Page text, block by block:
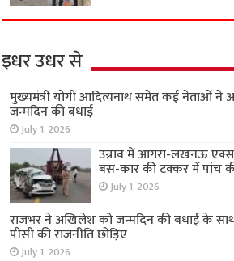
इधर उधर से
मुख्यमंत्री योगी आदित्यनाथ समेत कई नेताओं ने
जन्मदिन की बधाई
July 1, 2026
उन्नाव में आगरा-लखनऊ
बस-कार की टक्कर में पांच
July 1, 2026
राजभर ने अखिलेश को जन्मदिन की बधाई के
पीसी की राजनीति छोड़िए
July 1, 2026